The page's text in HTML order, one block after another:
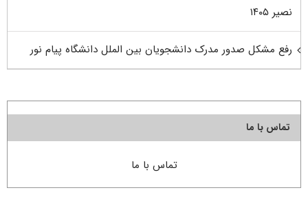
نصیر ۱۴۰۵
رفع مشکل صدور مدرک دانشجویان بین الملل دانشگاه پیام نور
تماس با ما
تماس با ما